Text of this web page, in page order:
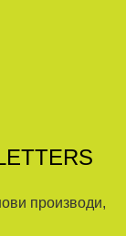
производи,